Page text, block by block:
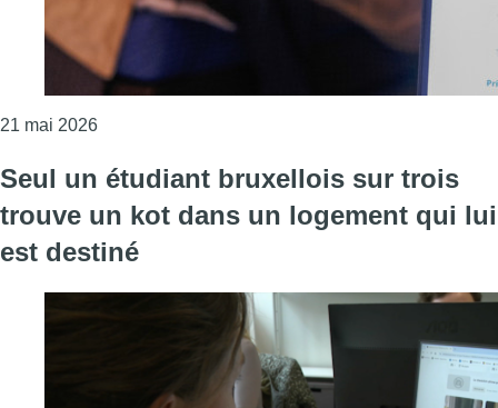
21 mai 2026Consulter l'article "Ixelles veut encadrer plus
Seul un étudiant bruxellois sur trois
trouve un kot dans un logement qui lui
est destiné